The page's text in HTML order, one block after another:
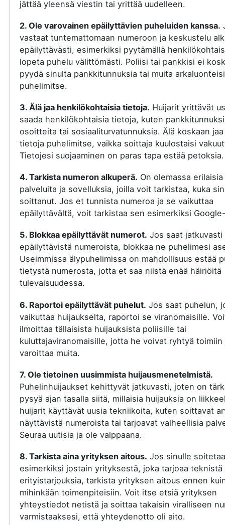
jättää yleensä viestin tai yrittää uudelleen.
2. Ole varovainen epäilyttävien puheluiden kanssa.
vastaat tuntemattomaan numeroon ja keskustelu
epäilyttävästi, esimerkiksi pyytämällä
lopeta puhelu välittömästi. Poliisi tai pankkisi ei
pyydä sinulta pankkitunnuksia tai muita
puhelimitse.
3. Älä jaa henkilökohtaisia tietoja. Huijarit yrittävät
saada henkilökohtaisia tietoja, kuten
osoitteita tai sosiaaliturvatunnuksia. Älä koskaan
tietoja puhelimitse, vaikka soittaja kuulostaisi
Tietojesi suojaaminen on paras tapa estää petoksia.
4. Tarkista numeron alkuperä. On olemassa erilaisia
palveluita ja sovelluksia, joilla voit tarkistaa, kuka
soittanut. Jos et tunnista numeroa ja se vaikuttaa
epäilyttävältä, voit tarkistaa sen esimerkiksi
5. Blokkaa epäilyttävät numerot. Jos saat jatkuvasti
epäilyttävistä numeroista, blokkaa ne puhelimesi
Useimmissa älypuhelimissa on mahdollisuus estää
tietystä numerosta, jotta et saa niistä enää häiriöitä
tulevaisuudessa.
6. Raportoi epäilyttävät puhelut. Jos saat puhelun,
vaikuttaa huijaukselta, raportoi se viranomaisille.
ilmoittaa tällaisista huijauksista poliisille tai
kuluttajaviranomaisille, jotta he voivat ryhtyä toimiin
varoittaa muita.
7. Ole tietoinen uusimmista huijausmenetelmistä.
Puhelinhuijaukset kehittyvät jatkuvasti, joten on
pysyä ajan tasalla siitä, millaisia huijauksia on
huijarit käyttävät uusia tekniikoita, kuten soittavat
näyttävistä numeroista tai tarjoavat valheellisia
Seuraa uutisia ja ole valppaana.
8. Tarkista aina yrityksen aitous. Jos sinulle
esimerkiksi jostain yrityksestä, joka tarjoaa teknistä
erityistarjouksia, tarkista yrityksen aitous ennen
mihinkään toimenpiteisiin. Voit itse etsiä yrityksen
yhteystiedot netistä ja soittaa takaisin viralliseen
varmistaaksesi, että yhteydenotto oli aito.